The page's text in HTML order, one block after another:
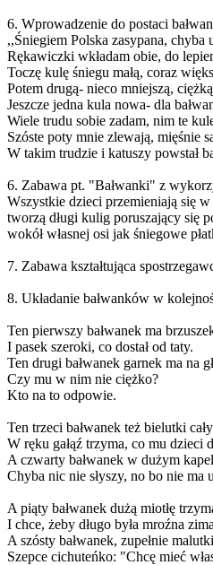
6. Wprowadzenie do postaci
,,Śniegiem Polska zasypana, chyba
Rękawiczki wkładam obie, do
Toczę kulę śniegu małą, coraz
Potem drugą- nieco mniejszą,
Jeszcze jedna kula nowa- dla
Wiele trudu sobie zadam, nim te
Szóste poty mnie zlewają, mięśnie
W takim trudzie i katuszy powstał
6. Zabawa pt. "Bałwanki" z
Wszystkie dzieci przemieniają się
tworzą długi kulig poruszający się
wokół własnej osi jak śniegowe
7. Zabawa kształtująca
8. Układanie bałwanków w
Ten pierwszy bałwanek ma
I pasek szeroki, co dostał od taty.
Ten drugi bałwanek garnek ma na
Czy mu w nim nie ciężko?
Kto na to odpowie.
Ten trzeci bałwanek też bielutki
W ręku gałąź trzyma, co mu dzieci
A czwarty bałwanek w dużym
Chyba nic nie słyszy, no bo nie ma
A piąty bałwanek dużą miotłę
I chce, żeby długo była mroźna
A szósty bałwanek, zupełnie
Szepce cichuteńko: "Chcę mieć